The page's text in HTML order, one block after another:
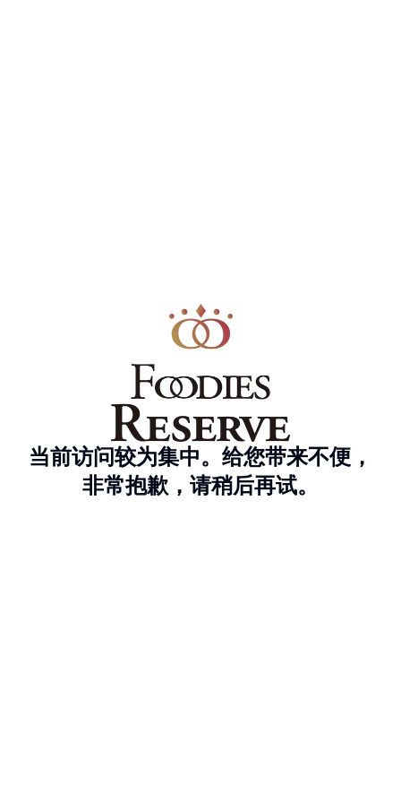
当前访问较为集中。给您带来不便，
非常抱歉，请稍后再试。